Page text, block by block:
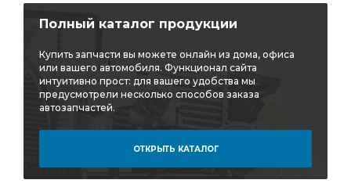
регулировочный РОСТАР
регулировочный РОСТАР КАМАЗ
регулировочный РОСТАР КАМАЗ ан.
РОСТАР КАМАЗ ан. КАМАЗ Камминз
муфта выключения муфта выключения сцепления
Полный каталог продукции
Купить запчасти вы можете онлайн из дома, офиса
или вашего автомобиля. Функционал сайта
интуитивно прост: для вашего удобства мы
предусмотрели несколько способов заказа
автозапчастей.
ОТКРЫТЬ КАТАЛОГ